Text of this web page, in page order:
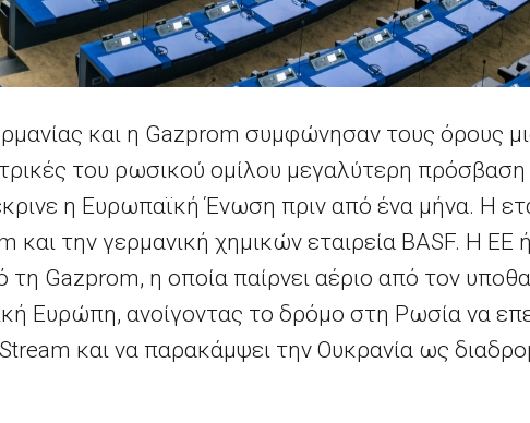
και η Gazprom συμφώνησαν τους όρους
του ρωσικού ομίλου μεγαλύτερη
η Ευρωπαϊκή Ένωση πριν από ένα μήνα. Η
την γερμανική χημικών εταιρεία BASF. Η ΕΕ
Gazprom, η οποία παίρνει αέριο από τον
Ευρώπη, ανοίγοντας το δρόμο στη Ρωσία να
και να παρακάμψει την Ουκρανία ως